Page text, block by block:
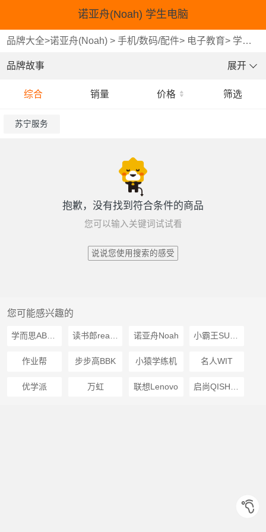
诺亚舟(Noah) 学生电脑
品牌大全>诺亚舟(Noah) >手机/数码/配件> 电子教育> 学生电脑
品牌故事 展开
综合 销量 价格 筛选
苏宁服务
抱歉，没有找到符合条件的商品
您可以输入关键词试试看
说说您使用搜索的感受
您可能感兴趣的
诺亚舟Noah
作业帮 步步高BBK 小猿学练机 名人WIT
优学派 万虹 联想Lenovo